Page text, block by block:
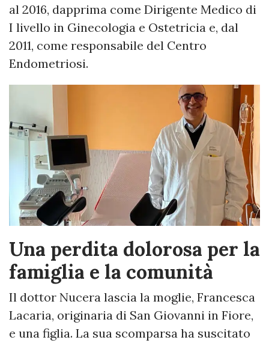
al 2016, dapprima come Dirigente Medico di
I livello in Ginecologia e Ostetricia e, dal
2011, come responsabile del Centro
Endometriosi.
Una perdita dolorosa per la
famiglia e la comunità
Il dottor Nucera lascia la moglie, Francesca
Lacaria, originaria di San Giovanni in Fiore,
e una figlia. La sua scomparsa ha suscitato